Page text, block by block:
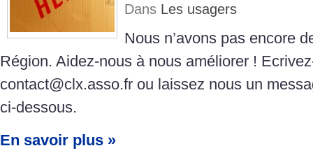
Dans Les usagers
Nous n’avons pas encore
Région. Aidez-nous à nous améliorer !
contact@clx.asso.fr ou laissez nous un
ci-dessous.
En savoir plus »